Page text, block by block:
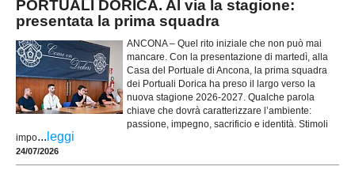
PORTUALI DORICA. Al via la stagione:
presentata la prima squadra
ANCONA – Quel rito iniziale che non può mai
mancare. Con la presentazione di martedì, alla
Casa del Portuale di Ancona, la prima squadra
dei Portuali Dorica ha preso il largo verso la
nuova stagione 2026-2027. Qualche parola
chiave che dovrà caratterizzare l’ambiente:
passione, impegno, sacrificio e identità. Stimoli
impo... leggi
24/07/2026